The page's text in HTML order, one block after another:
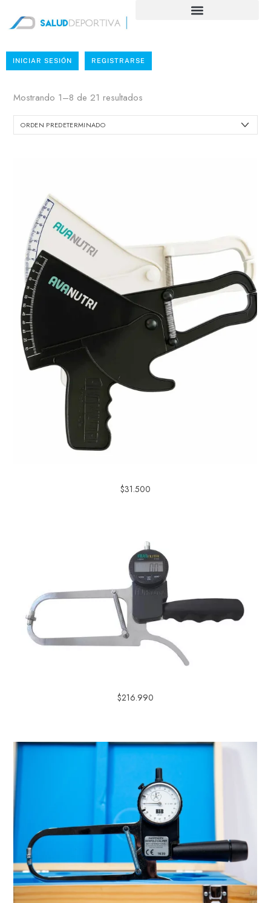
INICIAR SESIÓN REGISTRARSE
Mostrando 1–8 de 21 resultados
$31.500
$216.990